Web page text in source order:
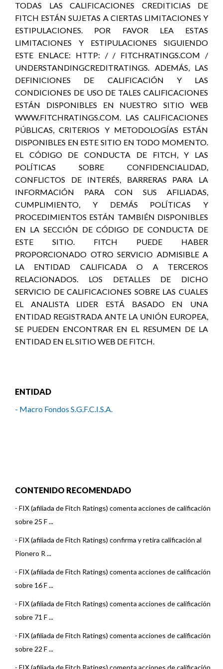
TODAS LAS CALIFICACIONES CREDITICIAS DE
FITCH ESTÁN SUJETAS A CIERTAS LIMITACIONES Y
ESTIPULACIONES. POR FAVOR LEA ESTAS
LIMITACIONES Y ESTIPULACIONES SIGUIENDO
ESTE ENLACE: HTTP: / / FITCHRATINGS.COM /
UNDERSTANDINGCREDITRATINGS. ADEMÁS, LAS
DEFINICIONES DE CALIFICACIÓN Y LAS
CONDICIONES DE USO DE TALES CALIFICACIONES
ESTÁN DISPONIBLES EN NUESTRO SITIO WEB
WWW.FITCHRATINGS.COM. LAS CALIFICACIONES
PÚBLICAS, CRITERIOS Y METODOLOGÍAS ESTÁN
DISPONIBLES EN ESTE SITIO EN TODO MOMENTO.
EL CÓDIGO DE CONDUCTA DE FITCH, Y LAS
POLÍTICAS SOBRE CONFIDENCIALIDAD,
CONFLICTOS DE INTERÉS, BARRERAS PARA LA
INFORMACIÓN PARA CON SUS AFILIADAS,
CUMPLIMIENTO, Y DEMÁS POLÍTICAS Y
PROCEDIMIENTOS ESTÁN TAMBIÉN DISPONIBLES
EN LA SECCIÓN DE CÓDIGO DE CONDUCTA DE
ESTE SITIO. FITCH PUEDE HABER
PROPORCIONADO OTRO SERVICIO ADMISIBLE A
LA ENTIDAD CALIFICADA O A TERCEROS
RELACIONADOS. LOS DETALLES DE DICHO
SERVICIO DE CALIFICACIONES SOBRE LAS CUALES
EL ANALISTA LIDER ESTÁ BASADO EN UNA
ENTIDAD REGISTRADA ANTE LA UNIÓN EUROPEA,
SE PUEDEN ENCONTRAR EN EL RESUMEN DE LA
ENTIDAD EN EL SITIO WEB DE FITCH.
ENTIDAD
- Macro Fondos S.G.F.C.I.S.A.
CONTENIDO RECOMENDADO
- FIX (afiliada de Fitch Ratings) comenta acciones de calificación
sobre 25 F ...
- FIX (afiliada de Fitch Ratings) confirma y retira calificación al
Pionero R ...
- FIX (afiliada de Fitch Ratings) comenta acciones de calificación
sobre 16 F ...
- FIX (afiliada de Fitch Ratings) comenta acciones de calificación
sobre 71 F ...
- FIX (afiliada de Fitch Ratings) comenta acciones de calificación
sobre 22 F ...
- FIX (afiliada de Fitch Ratings) comenta acciones de calificación